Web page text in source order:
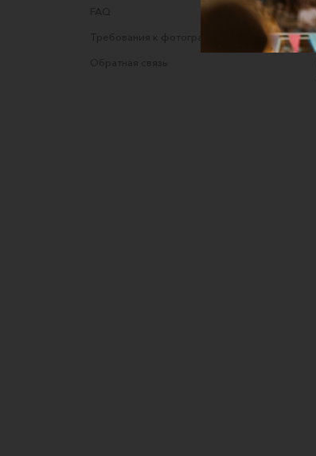
FAQ
Требования к фотографиям
Обратная связь